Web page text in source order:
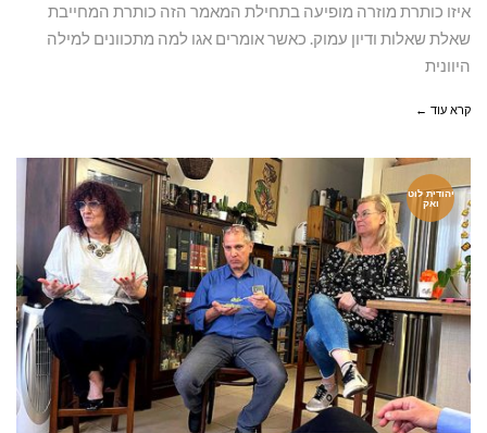
איזו כותרת מוזרה מופיעה בתחילת המאמר הזה כותרת המחייבת
שאלת שאלות ודיון עמוק. כאשר אומרים אגו למה מתכוונים למילה
היוונית
קרא עוד ←
יהודית לוט
ואק